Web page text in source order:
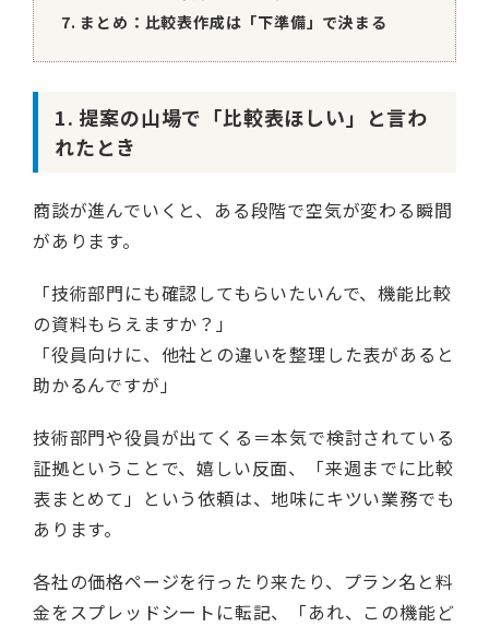
7. まとめ：比較表作成は「下準備」で決まる
1. 提案の山場で「比較表ほしい」と言わ
れたとき
商談が進んでいくと、ある段階で空気が変わる瞬間
があります。
「技術部門にも確認してもらいたいんで、機能比較
の資料もらえますか？」
「役員向けに、他社との違いを整理した表があると
助かるんですが」
技術部門や役員が出てくる＝本気で検討されている
証拠ということで、嬉しい反面、「来週までに比較
表まとめて」という依頼は、地味にキツい業務でも
あります。
各社の価格ページを行ったり来たり、プラン名と料
金をスプレッドシートに転記、「あれ、この機能ど